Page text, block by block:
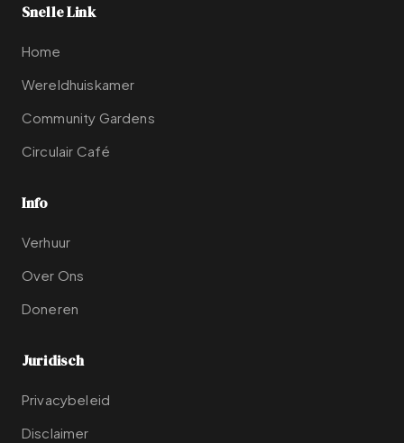
Snelle Link
Home
Wereldhuiskamer
Community Gardens
Circulair Café
Info
Verhuur
Over Ons
Doneren
Juridisch
Privacybeleid
Disclaimer